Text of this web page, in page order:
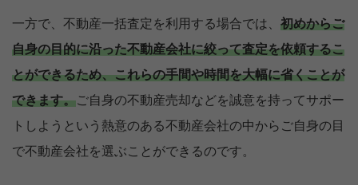
一方で、不動産一括査定を利用する場合では、 初めからご
自身の目的に沿った不動産会社に絞って査定を依頼するこ
とができるため、これらの手間や時間を大幅に省くことが
できます。ご自身の不動産売却などを誠意を持ってサポー
トしようという熱意のある不動産会社の中からご自身の目
で不動産会社を選ぶことができるのです。